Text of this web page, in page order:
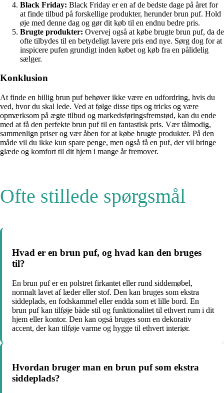
Black Friday: Black Friday er en af de bedste dage på året for
at finde tilbud på forskellige produkter, herunder brun puf. Hold
øje med denne dag og gør dit køb til en endnu bedre pris.
Brugte produkter: Overvej også at købe brugte brun puf, da de
ofte tilbydes til en betydeligt lavere pris end nye. Sørg dog for at
inspicere pufen grundigt inden købet og køb fra en pålidelig
sælger.
Konklusion
At finde en billig brun puf behøver ikke være en udfordring, hvis du
ved, hvor du skal lede. Ved at følge disse tips og tricks og være
opmærksom på ægte tilbud og markedsføringsfremstød, kan du ende
med at få den perfekte brun puf til en fantastisk pris. Vær tålmodig,
sammenlign priser og vær åben for at købe brugte produkter. På den
måde vil du ikke kun spare penge, men også få en puf, der vil bringe
glæde og komfort til dit hjem i mange år fremover.
Ofte stillede spørgsmål
Hvad er en brun puf, og hvad kan den bruges
til?
En brun puf er en polstret firkantet eller rund siddemøbel,
normalt lavet af læder eller stof. Den kan bruges som ekstra
siddeplads, en fodskammel eller endda som et lille bord. En
brun puf kan tilføje både stil og funktionalitet til ethvert rum i dit
hjem eller kontor. Den kan også bruges som en dekorativ
accent, der kan tilføje varme og hygge til ethvert interiør.
Hvordan bruger man en brun puf som ekstra
siddeplads?